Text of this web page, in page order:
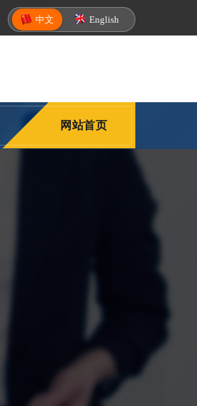
中文 English
网站首页